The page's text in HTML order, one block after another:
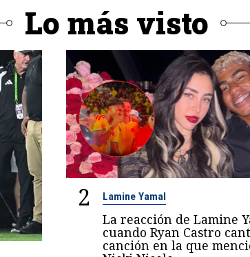
Lo más visto
2 Lamine Yamal
La reacción de Lamine
cuando Ryan Castro
canción en la que